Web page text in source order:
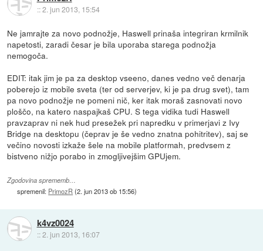
::2. jun 2013, 15:54
Ne jamrajte za novo podnožje, Haswell prinaša integriran krmilnik
napetosti, zaradi česar je bila uporaba starega podnožja
nemogoča.
EDIT: itak jim je pa za desktop vseeno, danes vedno več denarja
poberejo iz mobile sveta (ter od serverjev, ki je pa drug svet), tam
pa novo podnožje ne pomeni nič, ker itak moraš zasnovati novo
ploščo, na katero naspajkaš CPU. S tega vidika tudi Haswell
pravzaprav ni nek hud presežek pri napredku v primerjavi z Ivy
Bridge na desktopu (čeprav je še vedno znatna pohitritev), saj se
večino novosti izkaže šele na mobile platformah, predvsem z
bistveno nižjo porabo in zmogljivejšim GPUjem.
Zgodovina sprememb…
spremenil: PrimozR (2. jun 2013 ob 15:56)
k4vz0024
::2. jun 2013, 16:07